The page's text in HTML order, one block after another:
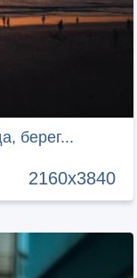
берег...
2160x3840